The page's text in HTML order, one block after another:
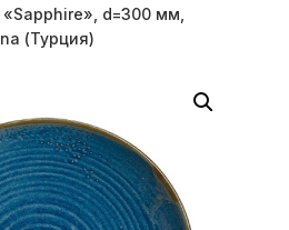
d=300 мм,
(Турция)